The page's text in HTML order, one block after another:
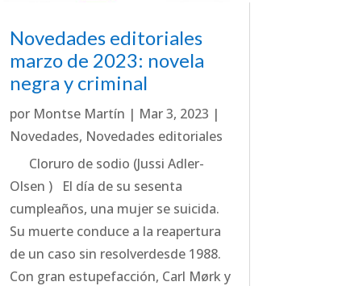
Novedades editoriales
marzo de 2023: novela
negra y criminal
por Montse Martín | Mar 3, 2023 |
Novedades, Novedades editoriales
Cloruro de sodio (Jussi Adler-
Olsen ) El día de su sesenta
cumpleaños, una mujer se suicida.
Su muerte conduce a la reapertura
de un caso sin resolverdesde 1988.
Con gran estupefacción, Carl Mørk y